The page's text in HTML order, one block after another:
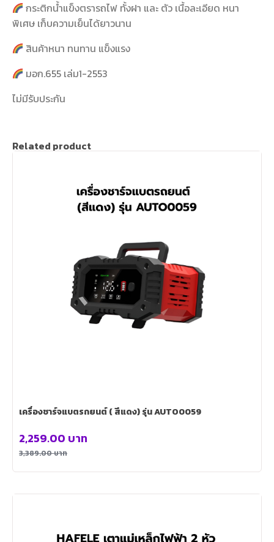
กระติกน้ำแข็งตรารถไฟ ทั้งฝา และ ตัว เนื้อละเอียด หนา
พิเศษ เก็บความเย็นได้ยาวนาน
สินค้าหนา ทนทาน แข็งแรง
มอก.655 เล่ม1-2553
ไม่มีรับประกัน
Related product
เครื่องชาร์จแบตรถยนต์ ( สีแดง) รุ่น AUTO0059
3,389.00บาท
2,259.00 บาท